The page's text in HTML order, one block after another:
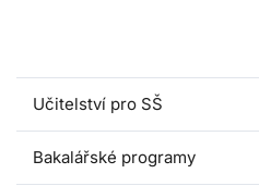
Učitelství pro SŠ
Bakalářské programy